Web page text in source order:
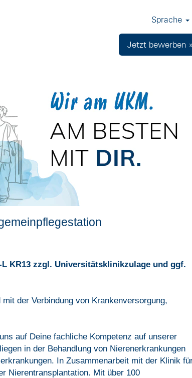
Sprache
Jetzt bewerben »
L KR13 zzgl. Universitätsklinikzulage und ggf.
der Verbindung von Krankenversorgung,
auf Deine fachliche Kompetenz auf unserer
in der Behandlung von Nierenerkrankungen
In Zusammenarbeit mit der Klinik
Nierentransplantation. Mit über 100